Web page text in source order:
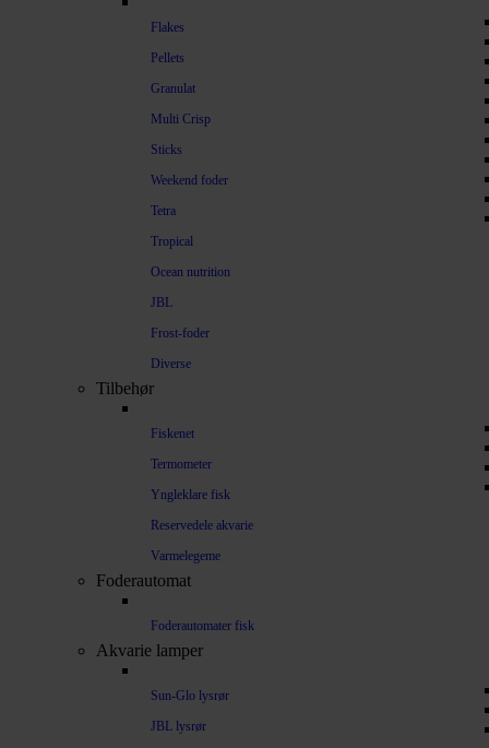
Flakes
Pellets
Granulat
Multi Crisp
Sticks
Weekend foder
Tetra
Tropical
Ocean nutrition
JBL
Frost-foder
Diverse
Tilbehør
Fiskenet
Termometer
Yngleklare fisk
Reservedele akvarie
Varmelegeme
Foderautomat
Foderautomater fisk
Akvarie lamper
Sun-Glo lysrør
JBL lysrør